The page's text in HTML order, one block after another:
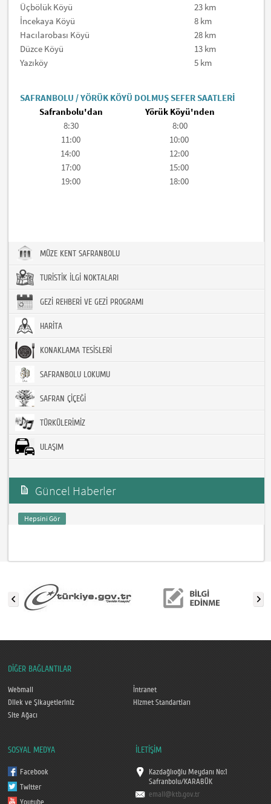
Üçbölük Köyü
23 km
İncekaya Köyü
8 km
Hacılarobası Köyü
28 km
Düzce Köyü
13 km
Yazıköy
5 km
SAFRANBOLU / YÖRÜK KÖYÜ DOLMUŞ SEFER SAATLERİ
Safranbolu'dan
Yörük Köyü'nden
8:30
8:00
11:00
10:00
14:00
12:00
17:00
15:00
19:00
18:00
MÜZE KENT SAFRANBOLU
TURİSTİK İLGİ NOKTALARI
GEZİ REHBERİ VE GEZİ PROGRAMI
HARİTA
KONAKLAMA TESİSLERİ
SAFRANBOLU LOKUMU
SAFRAN ÇİÇEĞİ
TÜRKÜLERİMİZ
ULAŞIM
Güncel Haberler
Hepsini Gör
DİĞER BAĞLANTILAR
Webmail
İntranet
Dilek ve Şikayetleriniz
Hizmet Standartları
Site Ağacı
SOSYAL MEDYA
Facebook
Twitter
İLETİŞİM
Kazdağlıoğlu Meydanı No:1
Safranbolu/KARABÜK
email@ktb.gov.tr